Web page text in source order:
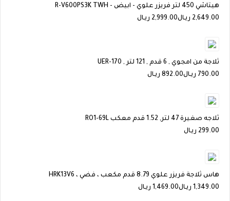
هيتاشي 450 لتر فريزر علوي - ابيض - R-V600PS3K TWH
2,649.00 ريـال2,999.00 ريـال
ثلاجة من امجوي , 6 قدم , 121 لتر , UER-170
790.00 ريـال892.00 ريـال
ثلاجه صغيرة 47 لتر, 1.52 قدم معكب RO1-69L
299.00 ريـال
هاس ثلاجة فريزر علوي 8.79 قدم مكعب ، فضي ، HRK13V6
1,349.00 ريـال1,469.00 ريـال